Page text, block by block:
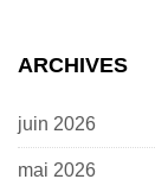
ARCHIVES
juin 2026
mai 2026